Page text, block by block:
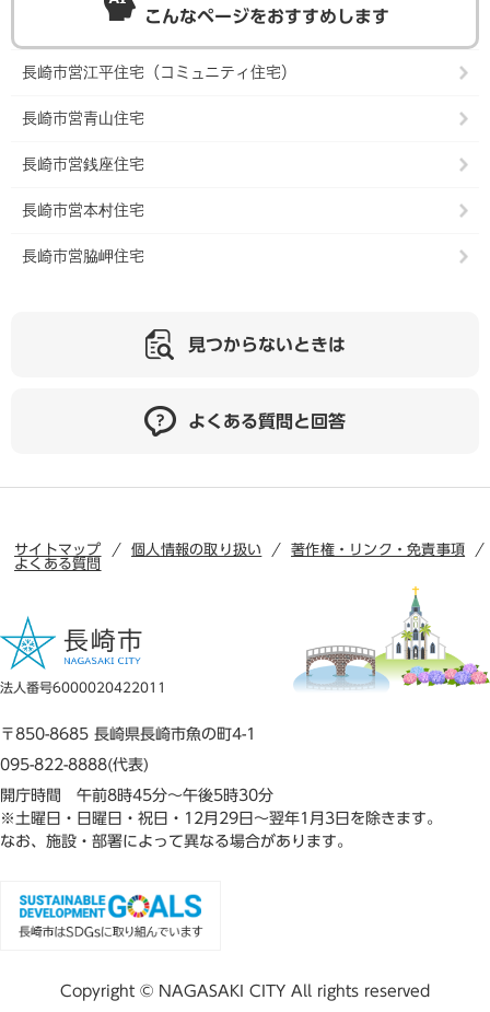
こんなページをおすすめします
長崎市営江平住宅（コミュニティ住宅）
長崎市営青山住宅
長崎市営銭座住宅
長崎市営本村住宅
長崎市営脇岬住宅
見つからないときは
よくある質問と回答
サイトマップ 個人情報の取り扱い
著作権・リンク・免責事項
よくある質問
法人番号6000020422011
〒850-8685 長崎県長崎市魚の町4-1
095-822-8888(代表)
開庁時間 午前8時45分～午後5時30分
※土曜日・日曜日・祝日・12月29日～翌年1月3日を除きます。
なお、施設・部署によって異なる場合があります。
Copyright © NAGASAKI CITY All rights reserved